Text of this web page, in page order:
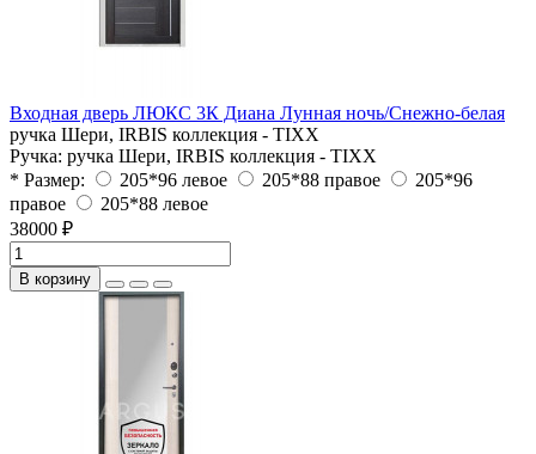
Входная дверь ЛЮКС 3К Диана Лунная ночь/Снежно-белая
ручка Шери, IRBIS коллекция - TIXX
Ручка: ручка Шери, IRBIS коллекция - TIXX
* Размер:
205*96 левое 205*88 правое
205*96
правое
205*88 левое
38000 ₽
В корзину